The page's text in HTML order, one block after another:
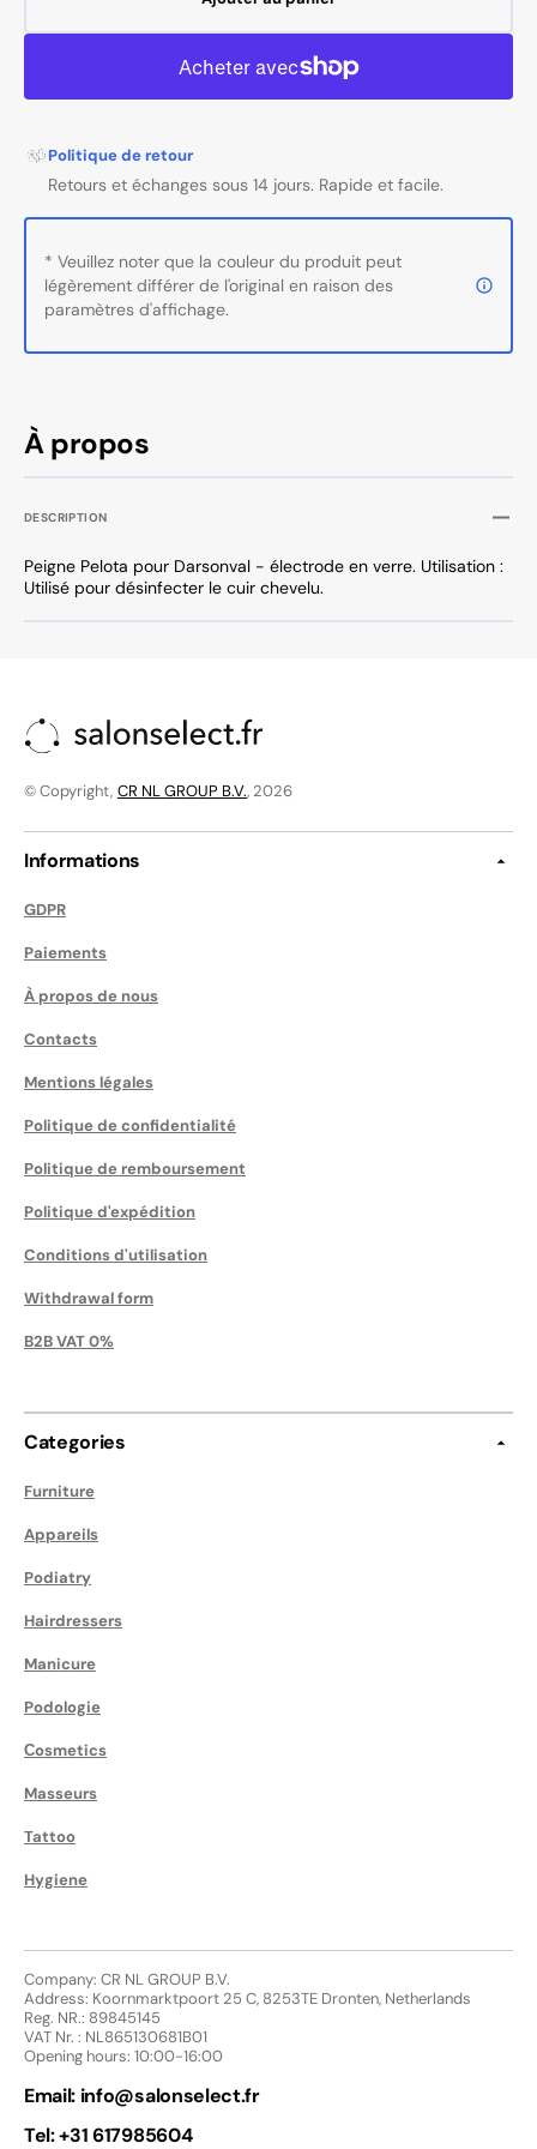
À propos
DESCRIPTION
Peigne Pelota pour Darsonval - électrode en verre. Utilisation :
Utilisé pour désinfecter le cuir chevelu.
Granulé
Politique de retour
Retours et échanges sous 14 jours. Rapide et facile.
* Veuillez noter que la couleur du produit peut
légèrement différer de l'original en raison des
paramètres d'affichage.
© Copyright, CR NL GROUP B.V., 2026
Informations
GDPR
Paiements
À propos de nous
Contacts
Mentions légales
Politique de confidentialité
Politique de remboursement
Politique d'expédition
Conditions d'utilisation
Withdrawal form
B2B VAT 0%
Categories
Furniture
Appareils
Podiatry
Hairdressers
Manicure
Podologie
Сosmetics
Masseurs
Tattoo
Hygiene
Company: CR NL GROUP B.V.
Address: Koornmarktpoort 25 C, 8253TE Dronten, Netherlands
Reg. NR.: 89845145
VAT Nr. : NL865130681B01
Opening hours: 10:00-16:00
Email: info@salonselect.fr
Tel: +31 617985604